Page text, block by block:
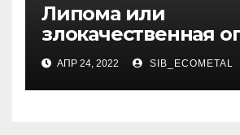
Липома или
злокачественная
как отличить
АПР 24, 2022 SIB_ECOMETAL